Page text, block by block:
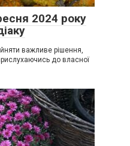
2024 року
важливе рішення,
до власної